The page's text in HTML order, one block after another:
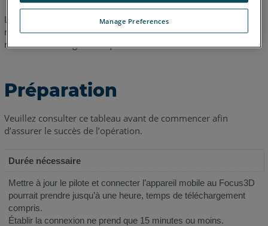
Légende : Contrôle du Focus3D sur le terrain avec une tablette
mobile. La langue affichée lors de l'accès à partir de l'appareil
mobile est en anglais uniquement.
Préparation
Veuillez consulter ce tableau avant de commencer afin
d’assurer le succès de l’opération.
Durée nécessaire
Mettre à jour le pilote et connecter l’appareil mobile au Focus3D
pourrait prendre jusqu’à une heure, temps de téléchargement
compris.
Établir la connexion ne prend que 15 minutes ou moins.
Manage Preferences